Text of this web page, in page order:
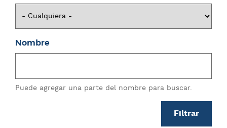
Nombre
Puede agregar una parte del nombre para buscar.